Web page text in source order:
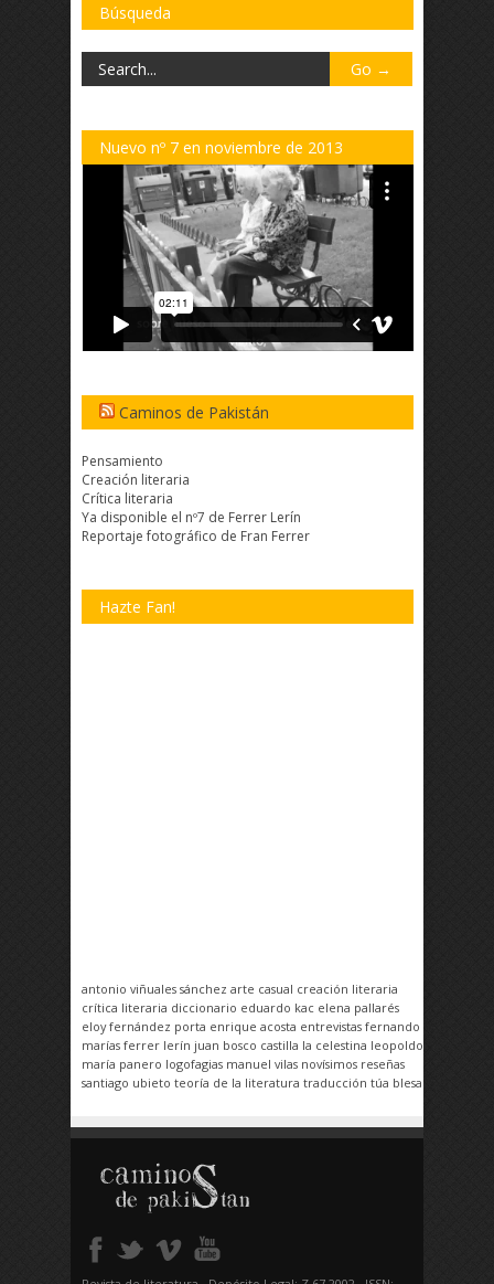
Búsqueda
Nuevo nº 7 en noviembre de 2013
Caminos de Pakistán
Pensamiento
Creación literaria
Crítica literaria
Ya disponible el nº7 de Ferrer Lerín
Reportaje fotográfico de Fran Ferrer
Hazte Fan!
antonio viñuales sánchez arte casual creación literaria
crítica literaria diccionario eduardo kac elena pallarés
eloy fernández porta enrique acosta entrevistas fernando
marías ferrer lerín juan bosco castilla la celestina leopoldo
maría panero logofagias manuel vilas novísimos reseñas
santiago ubieto teoría de la literatura traducción túa blesa